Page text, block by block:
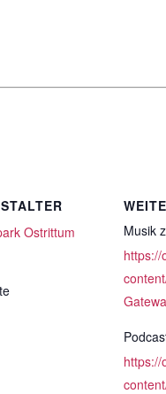
Ostrittum
Musik
https://
https://